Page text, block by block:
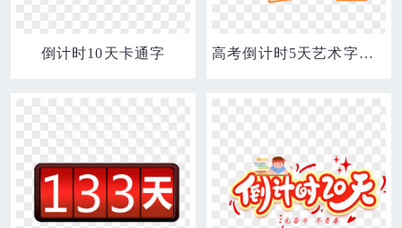
倒计时10天卡通字 高考倒计时5天艺术字设计